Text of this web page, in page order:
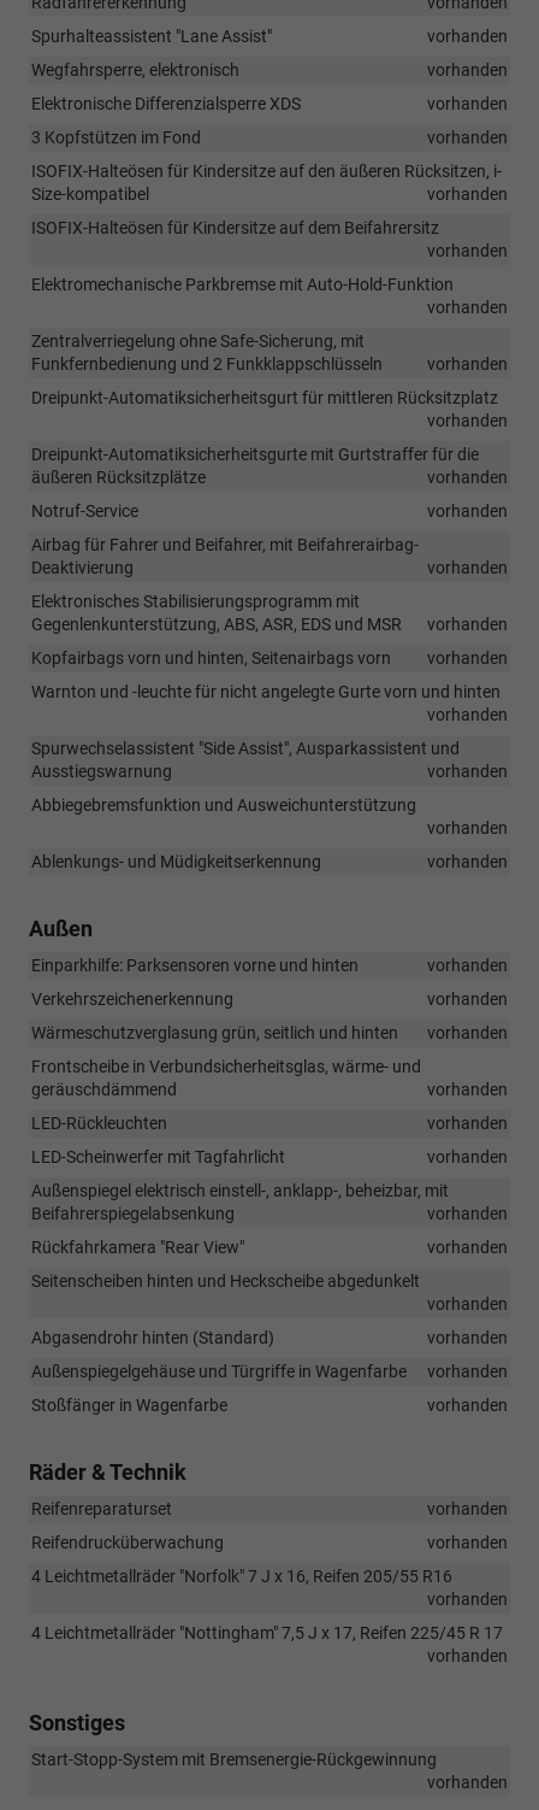
Spurhalteassistent "Lane Assist"
vorhanden
Wegfahrsperre, elektronisch
vorhanden
Elektronische Differenzialsperre XDS
vorhanden
3 Kopfstützen im Fond
vorhanden
ISOFIX-Halteösen für Kindersitze auf den äußeren Rücksitzen, i-
Size-kompatibel
vorhanden
ISOFIX-Halteösen für Kindersitze auf dem Beifahrersitz
vorhanden
Elektromechanische Parkbremse mit Auto-Hold-Funktion
vorhanden
Zentralverriegelung ohne Safe-Sicherung, mit
Funkfernbedienung und 2 Funkklappschlüsseln
vorhanden
Dreipunkt-Automatiksicherheitsgurt für mittleren Rücksitzplatz
vorhanden
Dreipunkt-Automatiksicherheitsgurte mit Gurtstraffer für die
äußeren Rücksitzplätze
vorhanden
Notruf-Service
vorhanden
Airbag für Fahrer und Beifahrer, mit Beifahrerairbag-
Deaktivierung
vorhanden
Elektronisches Stabilisierungsprogramm mit
Gegenlenkunterstützung, ABS, ASR, EDS und MSR
vorhanden
Kopfairbags vorn und hinten, Seitenairbags vorn
vorhanden
Warnton und -leuchte für nicht angelegte Gurte vorn und hinten
vorhanden
Spurwechselassistent "Side Assist", Ausparkassistent und
Ausstiegswarnung
vorhanden
Abbiegebremsfunktion und Ausweichunterstützung
vorhanden
Ablenkungs- und Müdigkeitserkennung
vorhanden
Außen
Einparkhilfe: Parksensoren vorne und hinten
vorhanden
Verkehrszeichenerkennung
vorhanden
Wärmeschutzverglasung grün, seitlich und hinten
vorhanden
Frontscheibe in Verbundsicherheitsglas, wärme- und
geräuschdämmend
vorhanden
LED-Rückleuchten
vorhanden
LED-Scheinwerfer mit Tagfahrlicht
vorhanden
Außenspiegel elektrisch einstell-, anklapp-, beheizbar, mit
Beifahrerspiegelabsenkung
vorhanden
Rückfahrkamera "Rear View"
vorhanden
Seitenscheiben hinten und Heckscheibe abgedunkelt
vorhanden
Abgasendrohr hinten (Standard)
vorhanden
Außenspiegelgehäuse und Türgriffe in Wagenfarbe
vorhanden
Stoßfänger in Wagenfarbe
vorhanden
Räder & Technik
Reifenreparaturset
vorhanden
Reifendrucküberwachung
vorhanden
4 Leichtmetallräder "Norfolk" 7 J x 16, Reifen 205/55 R16
vorhanden
4 Leichtmetallräder "Nottingham" 7,5 J x 17, Reifen 225/45 R 17
vorhanden
Sonstiges
Start-Stopp-System mit Bremsenergie-Rückgewinnung
vorhanden